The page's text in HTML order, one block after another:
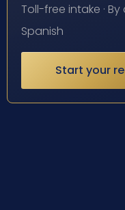
Toll-free intake ·
Spanish
Start your